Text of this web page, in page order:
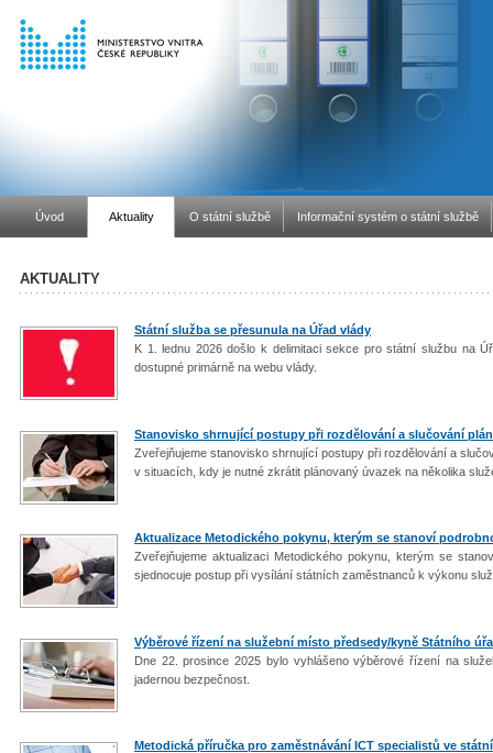
Úvod Aktuality O státní službě Informační systém o státní službě
AKTUALITY
Státní služba se přesunula na Úřad vlády
K 1. lednu 2026 došlo k delimitaci sekce pro státní službu na
dostupné primárně na webu vlády.
Stanovisko shrnující postupy při rozdělování a slučování
Zveřejňujeme stanovisko shrnující postupy při rozdělování a
v situacích, kdy je nutné zkrátit plánovaný úvazek na několika
Aktualizace Metodického pokynu, kterým se stanoví
Zveřejňujeme aktualizaci Metodického pokynu, kterým se
sjednocuje postup při vysílání státních zaměstnanců k výkonu
Výběrové řízení na služební místo předsedy/kyně Státního
Dne 22. prosince 2025 bylo vyhlášeno výběrové řízení na
jadernou bezpečnost.
Metodická příručka pro zaměstnávání ICT specialistů ve